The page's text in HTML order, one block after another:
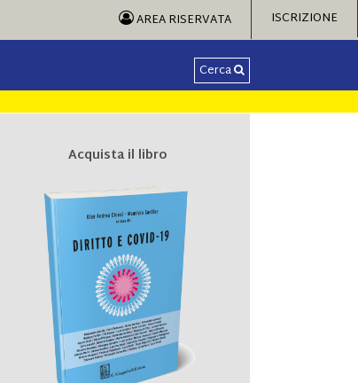
AREA RISERVATA ISCRIZIONE
Cerca
Acquista il libro